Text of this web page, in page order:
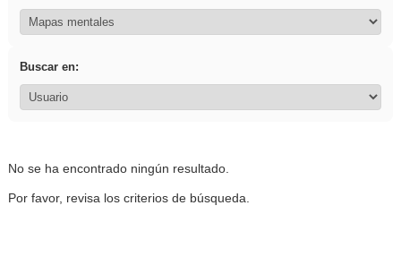
Buscar en:
No se ha encontrado ningún resultado.
Por favor, revisa los criterios de búsqueda.